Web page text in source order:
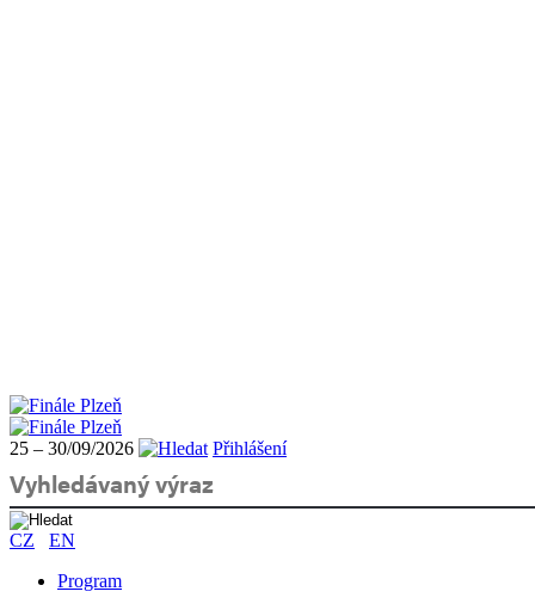
25 – 30/09/2026 Přihlášení
CZ
EN
Program